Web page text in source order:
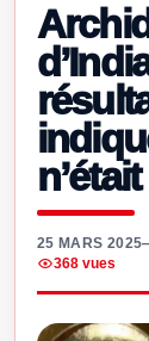
25 MARS 2025
368 vues